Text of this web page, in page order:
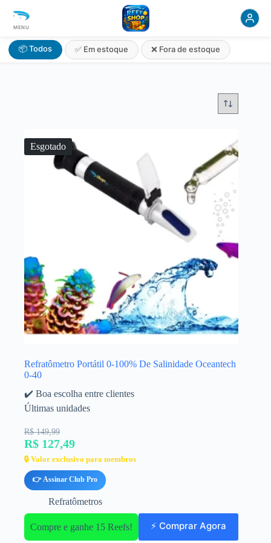
MENU
📦 Todos ✅ Em estoque ❌ Fora de estoque
Esgotado
Refratômetro Portátil 0-100% De Salinidade Oceantech
0-40
✔️ Boa escolha entre clientes
Últimas unidades
R$ 149,99
R$ 127,49
🔒 Valor exclusivo para membros
👉 Assinar Club Pro
Refratômetros
Compre e ganhe 15 Reefs! ⚡ Comprar Agora